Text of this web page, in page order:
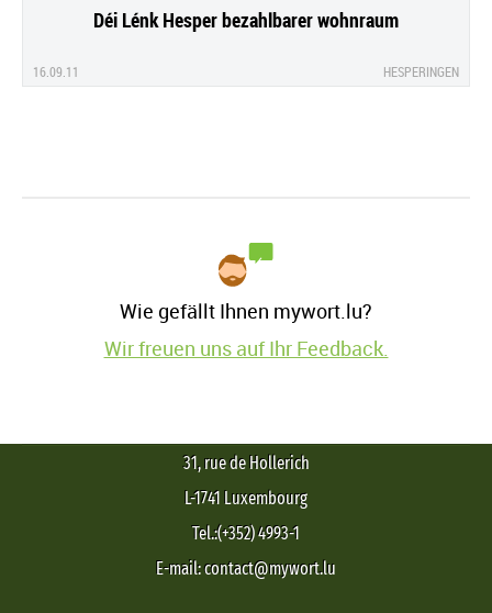
Déi Lénk Hesper bezahlbarer wohnraum
16.09.11 HESPERINGEN
Wie gefällt Ihnen mywort.lu?
Wir freuen uns auf Ihr Feedback.
31, rue de Hollerich
L-1741 Luxembourg
Tel.:(+352) 4993-1
E-mail: contact@mywort.lu